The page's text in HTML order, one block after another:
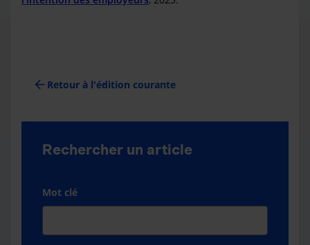
arrow_back Retour à l'édition courante
Rechercher un article
Mot clé